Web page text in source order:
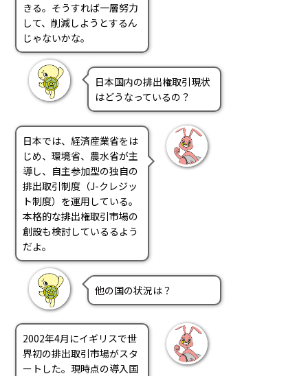
きる。そうすれば一層努力
して、削減しようとするん
じゃないかな。
日本国内の排出権取引現状
はどうなっているの？
日本では、経済産業省をは
じめ、環境省、農水省が主
導し、自主参加型の独自の
排出取引制度（J-クレジッ
ト制度）を運用している。
本格的な排出権取引市場の
創設も検討しているるよう
だよ。
他の国の状況は？
2002年4月にイギリスで世
界初の排出取引市場がスタ
ートした。現時点の導入国